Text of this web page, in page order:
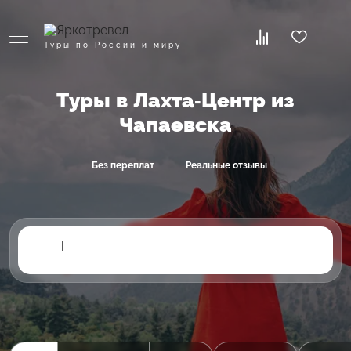
Туры по России и миру
Туры в Лахта-Центр из
Чапаевска
Без переплат Реальные отзывы
|